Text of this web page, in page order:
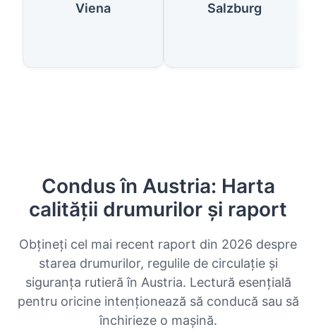
Viena Salzburg
Condus în Austria: Harta
calității drumurilor și raport
Obțineți cel mai recent raport din 2026 despre
starea drumurilor, regulile de circulație și
siguranța rutieră în Austria. Lectură esențială
pentru oricine intenționează să conducă sau să
închirieze o mașină.